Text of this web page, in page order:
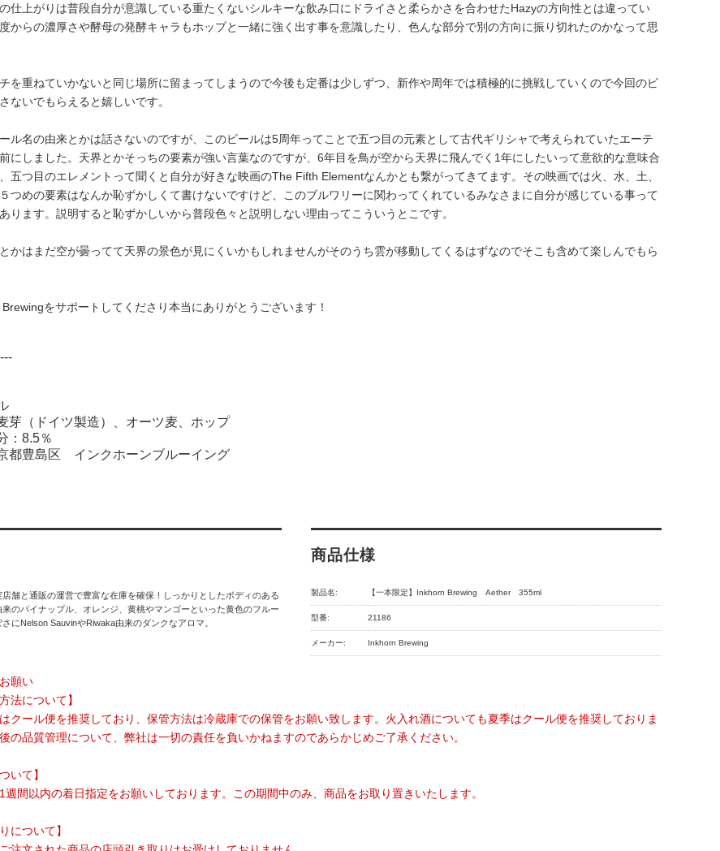
仕上がりは普段自分が意識している重たくないシルキーな飲み口にドライさと柔らかさを合わせたHazyの方向性とは違ってい
からの濃厚さや酵母の発酵キャラもホップと一緒に強く出す事を意識したり、色んな部分で別の方向に振り切れたのかなって思
を重ねていかないと同じ場所に留まってしまうので今後も定番は少しずつ、新作や周年では積極的に挑戦していくので今回のビ
ないでもらえると嬉しいです。
ル名の由来とかは話さないのですが、このビールは5周年ってことで五つ目の元素として古代ギリシャで考えられていたエーテ
にしました。天界とかそっちの要素が強い言葉なのですが、6年目を鳥が空から天界に飛んでく1年にしたいって意欲的な意味合
五つ目のエレメントって聞くと自分が好きな映画のThe Fifth Elementなんかとも繋がってきてます。その映画では火、水、土、
つめの要素はなんか恥ずかしくて書けないですけど、このブルワリーに関わってくれているみなさまに自分が感じている事って
ります。説明すると恥ずかしいから普段色々と説明しない理由ってこういうとこです。
かはまだ空が曇ってて天界の景色が見にくいかもしれませんがそのうち雲が移動してくるはずなのでそこも含めて楽しんでもら
をサポートしてくださり本当にありがとうございます！
芽（ドイツ製造）、オーツ麦、ホップ
：8.5％
都豊島区 インクホーンブルーイング
店舗と通販の運営で豊富な在庫を確保！しっかりとしたボディのある
のパイナップル、オレンジ、黄桃やマンゴーといった黄色のフルー
にNelson SauvinやRiwaka由来のダンクなアロマ。
商品仕様
製品名: 【一本限定】Inkhorn Brewing Aether 355ml
型番: 21186
メーカー: Inkhorn Brewing
願い
法について】
クール便を推奨しており、保管方法は冷蔵庫での保管をお願い致します。火入れ酒についても夏季はクール便を推奨しておりま
の品質管理について、弊社は一切の責任を負いかねますのであらかじめご了承ください。
いて】
週間以内の着日指定をお願いしております。この期間中のみ、商品をお取り置きいたします。
について】